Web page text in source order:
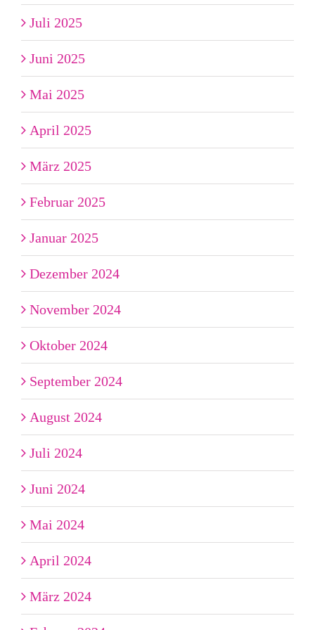
Juli 2025
Juni 2025
Mai 2025
April 2025
März 2025
Februar 2025
Januar 2025
Dezember 2024
November 2024
Oktober 2024
September 2024
August 2024
Juli 2024
Juni 2024
Mai 2024
April 2024
März 2024